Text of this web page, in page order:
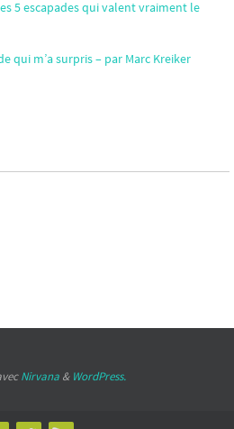
5 escapades qui valent vraiment le
qui m’a surpris – par Marc Kreiker
Nirvana & WordPress.